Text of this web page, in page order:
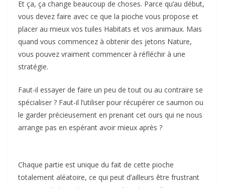
Et ça, ça change beaucoup de choses. Parce qu’au début,
vous devez faire avec ce que la pioche vous propose et
placer au mieux vos tuiles Habitats et vos animaux. Mais
quand vous commencez à obtenir des jetons Nature,
vous pouvez vraiment commencer à réfléchir à une
stratégie.
Faut-il essayer de faire un peu de tout ou au contraire se
spécialiser ? Faut-il l’utiliser pour récupérer ce saumon ou
le garder précieusement en prenant cet ours qui ne nous
arrange pas en espérant avoir mieux après ?
Chaque partie est unique du fait de cette pioche
totalement aléatoire, ce qui peut d’ailleurs être frustrant